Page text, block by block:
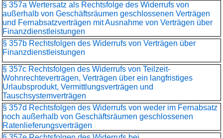
§ 357a Wertersatz als Rechtsfolge des Widerrufs von
außerhalb von Geschäftsräumen geschlossenen Verträgen
und Fernabsatzverträgen mit Ausnahme von Verträgen über
Finanzdienstleistungen
§ 357b Rechtsfolgen des Widerrufs von Verträgen über
Finanzdienstleistungen
§ 357c Rechtsfolgen des Widerrufs von Teilzeit-
Wohnrechteverträgen, Verträgen über ein langfristiges
Urlaubsprodukt, Vermittlungsverträgen und
Tauschsystemverträgen
§ 357d Rechtsfolgen des Widerrufs von weder im Fernabsatz
noch außerhalb von Geschäftsräumen geschlossenen
Ratenlieferungsverträgen